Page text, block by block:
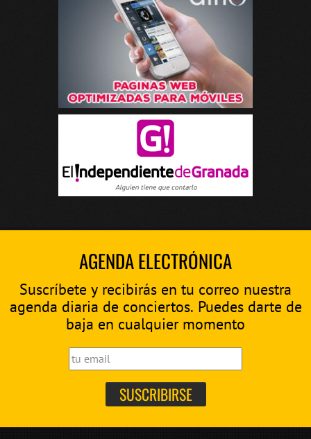
AGENDA ELECTRÓNICA
Suscríbete y recibirás en tu correo nuestra
agenda diaria de conciertos. Puedes darte de
baja en cualquier momento